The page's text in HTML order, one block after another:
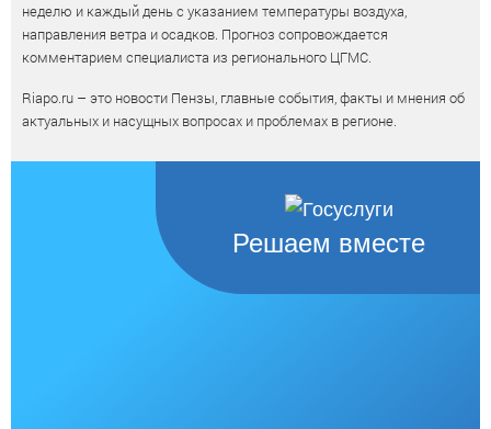
неделю и каждый день с указанием температуры воздуха,
направления ветра и осадков. Прогноз сопровождается
комментарием специалиста из регионального ЦГМС.
Riapo.ru – это новости Пензы, главные события, факты и мнения об
актуальных и насущных вопросах и проблемах в регионе.
Решаем вместе